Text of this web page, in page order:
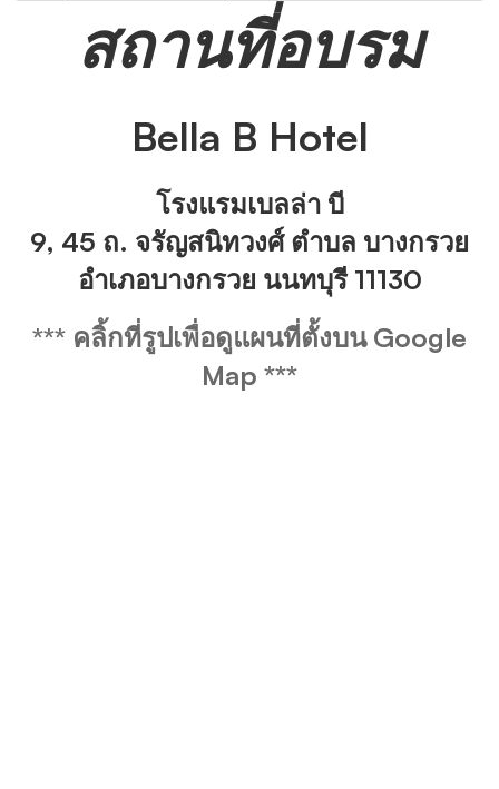
สถานที่อบรม
Bella B Hotel
โรงแรมเบลล่า บี
9, 45 ถ. จรัญสนิทวงศ์ ตำบล บางกรวย
อำเภอบางกรวย นนทบุรี 11130
*** คลิ้กที่รูปเพื่อดูแผนที่ตั้งบน Google
Map ***